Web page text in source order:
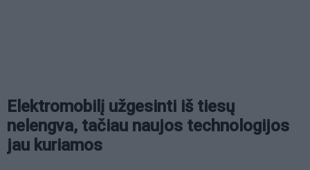
Elektromobilį užgesinti iš tiesų
nelengva, tačiau naujos technologijos
jau kuriamos